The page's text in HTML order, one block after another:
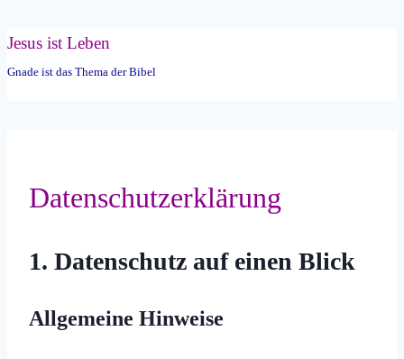
Zum
Inhalt
Jesus ist Leben
Gnade ist das Thema der Bibel
Datenschutz­erklärung
1. Datenschutz auf einen Blick
Allgemeine Hinweise